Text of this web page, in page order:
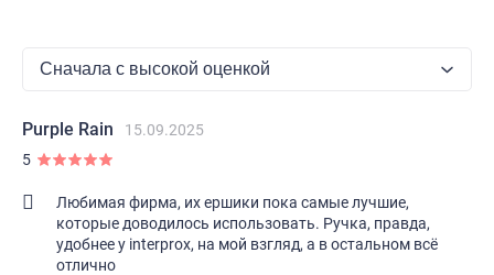
Purple Rain
15.09.2025
5
Любимая фирма, их ершики пока самые лучшие,
которые доводилось использовать. Ручка, правда,
удобнее у interprox, на мой взгляд, а в остальном всё
отлично